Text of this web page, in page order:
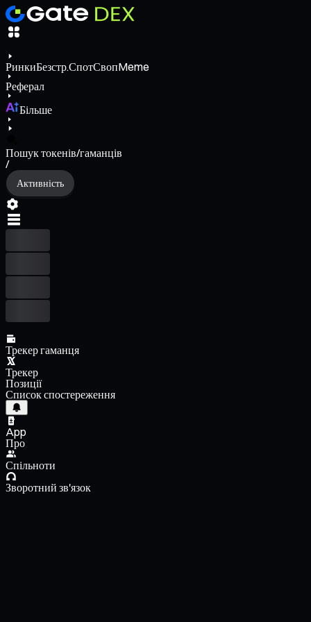
РинкиБезстр.СпотСвопMeme
Реферал
Більше
Пошук токенів/гаманців
/
Активність
Трекер гаманця
Трекер
Позиції
Список спостереження
App
Про
Спільноти
Зворотний зв'язок